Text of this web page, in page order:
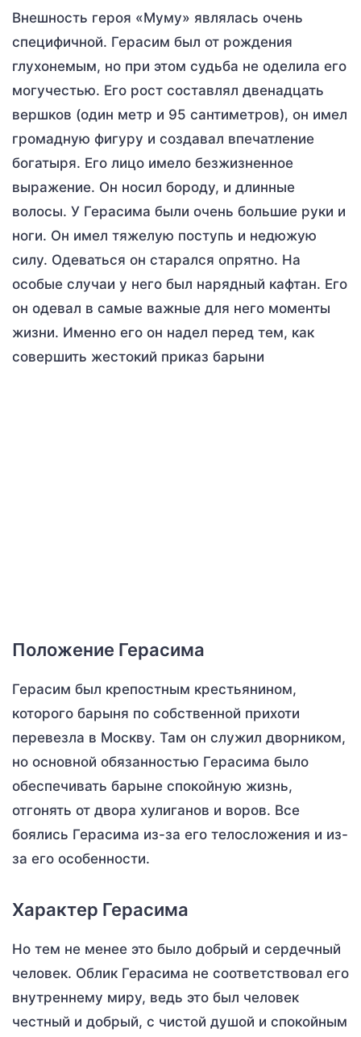
Внешность героя «Муму» являлась очень
специфичной. Герасим был от рождения
глухонемым, но при этом судьба не оделила его
могучестью. Его рост составлял двенадцать
вершков (один метр и 95 сантиметров), он имел
громадную фигуру и создавал впечатление
богатыря. Его лицо имело безжизненное
выражение. Он носил бороду, и длинные
волосы. У Герасима были очень большие руки и
ноги. Он имел тяжелую поступь и недюжую
силу. Одеваться он старался опрятно. На
особые случаи у него был нарядный кафтан. Его
он одевал в самые важные для него моменты
жизни. Именно его он надел перед тем, как
совершить жестокий приказ барыни
Положение Герасима
Герасим был крепостным крестьянином,
которого барыня по собственной прихоти
перевезла в Москву. Там он служил дворником,
но основной обязанностью Герасима было
обеспечивать барыне спокойную жизнь,
отгонять от двора хулиганов и воров. Все
боялись Герасима из-за его телосложения и из-
за его особенности.
Характер Герасима
Но тем не менее это было добрый и сердечный
человек. Облик Герасима не соответствовал его
внутреннему миру, ведь это был человек
честный и добрый, с чистой душой и спокойным